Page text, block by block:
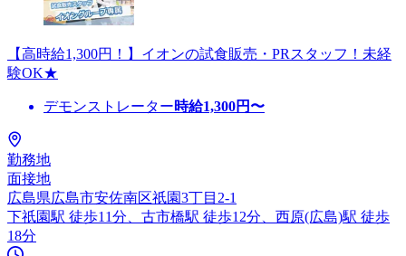
【高時給1,300円！】イオンの試食販売・PRスタッフ！未経
験OK★
デモンストレーター時給1,300円〜
勤務地
面接地
広島県広島市安佐南区祇園3丁目2-1
下祇園駅 徒歩11分、古市橋駅 徒歩12分、西原(広島)駅 徒歩
18分